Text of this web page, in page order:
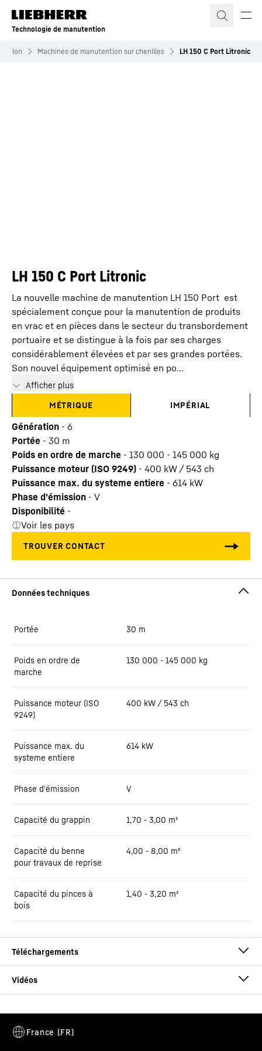
Technologie de manutention
Machines de manutention sur chenilles LH 150 C Port Litronic
LH 150 C Port Litronic
La nouvelle machine de manutention LH 150 Port est
spécialement conçue pour la manutention de produits
en vrac et en pièces dans le secteur du transbordement
portuaire et se distingue à la fois par ses charges
considérablement élevées et par ses grandes portées.
Son nouvel équipement optimisé en po...
Afficher plus
MÉTRIQUE
IMPÉRIAL
Génération - 6
Portée - 30 m
Poids en ordre de marche - 130 000 - 145 000 kg
Puissance moteur (ISO 9249) - 400 kW / 543 ch
Puissance max. du systeme entiere - 614 kW
Phase d'émission - V
Disponibilité -
Voir les pays
Portée 30 m
Poids en ordre de
marche
130 000 - 145 000 kg
Puissance moteur (ISO
9249)
400 kW / 543 ch
Puissance max. du
systeme entiere
614 kW
Phase d'émission V
Capacité du grappin 1,70 - 3,00 m³
Capacité du benne
pour travaux de reprise
4,00 - 8,00 m³
Capacité du pinces à
bois
1,40 - 3,20 m²
Brochure LH 150 Port Litronic
Cette vidéo est fournie par Google*. Lorsque vous chargez cette
vidéo, vos données, y compris votre adresse IP, sont transmises à